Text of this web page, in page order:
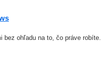
bez ohľadu na to, čo práve robíte.